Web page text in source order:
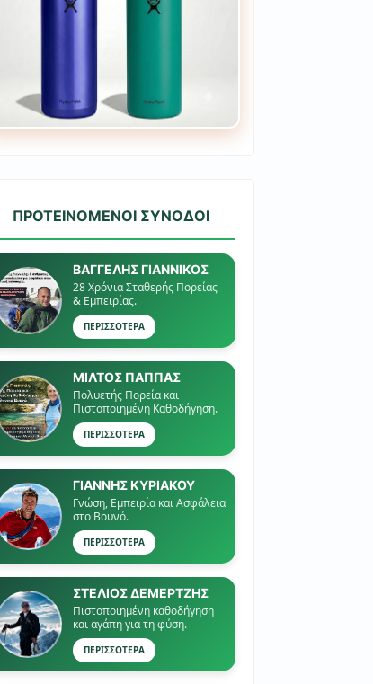
ΠΡΟΤΕΙΝΟΜΕΝΟΙ ΣΥΝΟΔΟΙ
ΒΑΓΓΕΛΗΣ ΓΙΑΝΝΙΚΟΣ
28 Χρόνια Σταθερής Πορείας
& Εμπειρίας.
ΠΕΡΙΣΣΟΤΕΡΑ
ΜΙΛΤΟΣ ΠΑΠΠΑΣ
Πολυετής Πορεία και
Πιστοποιημένη Καθοδήγηση.
ΠΕΡΙΣΣΟΤΕΡΑ
ΓΙΑΝΝΗΣ ΚΥΡΙΑΚΟΥ
Γνώση, Εμπειρία και Ασφάλεια
στο Βουνό.
ΠΕΡΙΣΣΟΤΕΡΑ
ΣΤΕΛΙΟΣ ΔΕΜΕΡΤΖΗΣ
Πιστοποιημένη καθοδήγηση
και αγάπη για τη φύση.
ΠΕΡΙΣΣΟΤΕΡΑ